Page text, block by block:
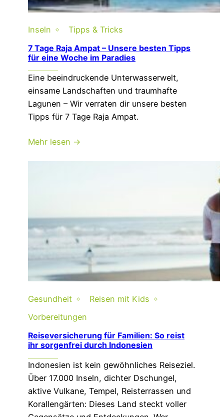
Inseln Tipps & Tricks
7 Tage Raja Ampat – Unsere besten Tipps
für eine Woche im Paradies
Eine beeindruckende Unterwasserwelt,
einsame Landschaften und traumhafte
Lagunen – Wir verraten dir unsere besten
Tipps für 7 Tage Raja Ampat.
Mehr lesen →
Gesundheit
Reisen mit Kids
Vorbereitungen
Reiseversicherung für Familien: So reist
ihr sorgenfrei durch Indonesien
Indonesien ist kein gewöhnliches Reiseziel.
Über 17.000 Inseln, dichter Dschungel,
aktive Vulkane, Tempel, Reisterrassen und
Korallengärten: Dieses Land steckt voller